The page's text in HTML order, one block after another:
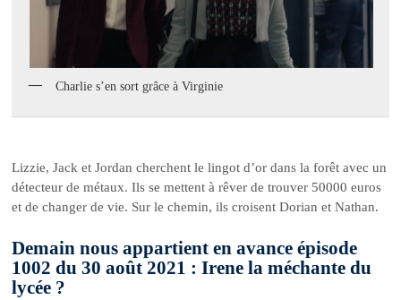
Charlie s’en sort grâce à Virginie
Lizzie, Jack et Jordan cherchent le lingot d’or dans la forêt avec un
détecteur de métaux. Ils se mettent à rêver de trouver 50000 euros
et de changer de vie. Sur le chemin, ils croisent Dorian et Nathan.
Demain nous appartient en avance épisode
1002 du 30 août 2021 : Irene la méchante du
lycée ?